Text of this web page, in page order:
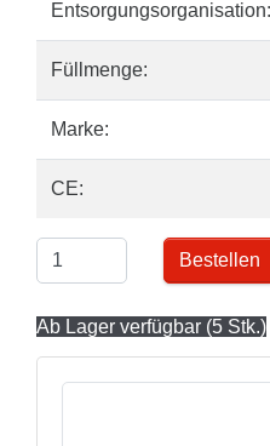
Entsorgungsorganisation:
Füllmenge:
Marke:
CE:
Bestellen
Ab Lager verfügbar (5 Stk.)